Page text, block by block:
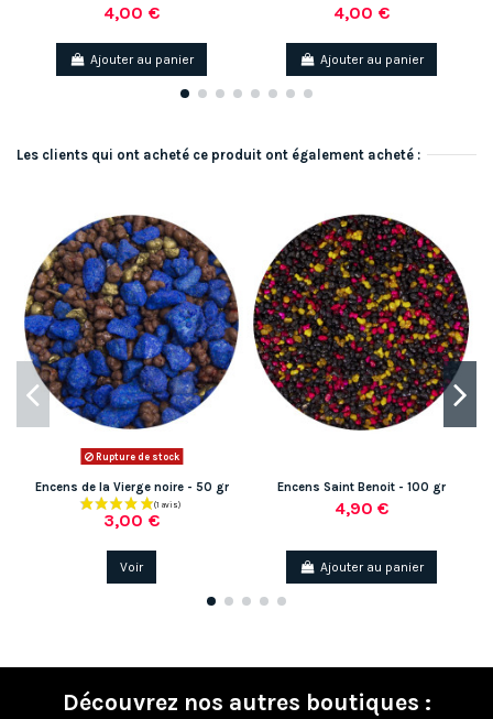
(1 avis)
4,00 €
Ajouter au panier
4,00 €
Ajouter au panier
Les clients qui ont acheté ce produit ont également acheté :
Rupture de stock
Encens de la Vierge noire - 50 gr
3,00 €
Voir
Encens Saint Benoit - 100 gr
4,90 €
Ajouter au panier
Découvrez nos autres boutiques :